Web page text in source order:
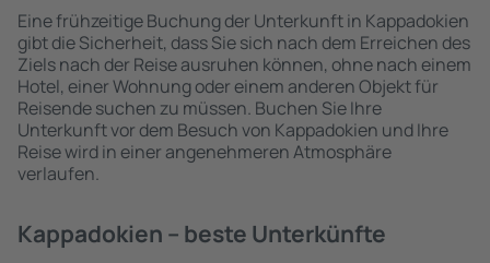
Eine frühzeitige Buchung der Unterkunft in Kappadokien
gibt die Sicherheit, dass Sie sich nach dem Erreichen des
Ziels nach der Reise ausruhen können, ohne nach einem
Hotel, einer Wohnung oder einem anderen Objekt für
Reisende suchen zu müssen. Buchen Sie Ihre
Unterkunft vor dem Besuch von Kappadokien und Ihre
Reise wird in einer angenehmeren Atmosphäre
verlaufen.
Kappadokien – beste Unterkünfte